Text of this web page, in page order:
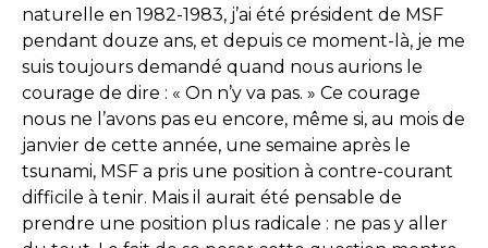
naturelle en 1982-1983, j’ai été président de MSF
pendant douze ans, et depuis ce moment-là, je me
suis toujours demandé quand nous aurions le
courage de dire : « On n’y va pas. » Ce courage
nous ne l’avons pas eu encore, même si, au mois de
janvier de cette année, une semaine après le
tsunami, MSF a pris une position à contre-courant
difficile à tenir. Mais il aurait été pensable de
prendre une position plus radicale : ne pas y aller